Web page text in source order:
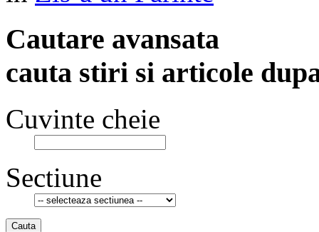
Cautare avansata
cauta stiri si articole
Cuvinte cheie
Sectiune
Cauta